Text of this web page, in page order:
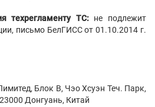
техрегламенту ТС:не подлежит
письмо БелГИСС от 01.10.2014 г.
Блок B, Чэо Хсуэн Теч. Парк,
Донгуань, Китай